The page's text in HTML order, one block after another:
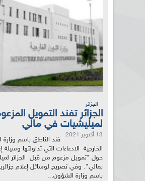
الجزائر
الجزائر تفند التمويل
لميليشيات في مالي
13 أكتوبر 2021
فند الناطق باسم
الخارجية الادعاءات التي تداولتها وسيلة
حول "تمويل مزعوم من قبل الجزائر
بمالي". وفي تصريح لوسائل إعلام
باسم وزارة الشؤون...